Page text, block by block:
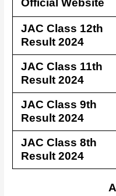
Official Website
JAC Class 12th
Result 2024
JAC Class 11th
Result 2024
JAC Class 9th
Result 2024
JAC Class 8th
Result 2024